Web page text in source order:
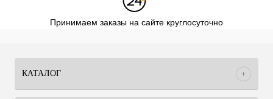
Принимаем заказы на сайте круглосуточно
КАТАЛОГ